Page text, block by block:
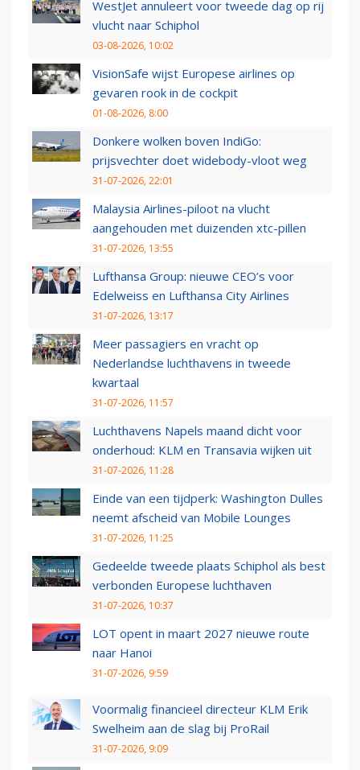
WestJet annuleert voor tweede dag op rij
vlucht naar Schiphol
03-08-2026, 10:02
VisionSafe wijst Europese airlines op
gevaren rook in de cockpit
01-08-2026, 8:00
Donkere wolken boven IndiGo:
prijsvechter doet widebody-vloot weg
31-07-2026, 22:01
Malaysia Airlines-piloot na vlucht
aangehouden met duizenden xtc-pillen
31-07-2026, 13:55
Lufthansa Group: nieuwe CEO’s voor
Edelweiss en Lufthansa City Airlines
31-07-2026, 13:17
Meer passagiers en vracht op
Nederlandse luchthavens in tweede
kwartaal
31-07-2026, 11:57
Luchthavens Napels maand dicht voor
onderhoud: KLM en Transavia wijken uit
31-07-2026, 11:28
Einde van een tijdperk: Washington Dulles
neemt afscheid van Mobile Lounges
31-07-2026, 11:25
Gedeelde tweede plaats Schiphol als best
verbonden Europese luchthaven
31-07-2026, 10:37
LOT opent in maart 2027 nieuwe route
naar Hanoi
31-07-2026, 9:59
Voormalig financieel directeur KLM Erik
Swelheim aan de slag bij ProRail
31-07-2026, 9:09